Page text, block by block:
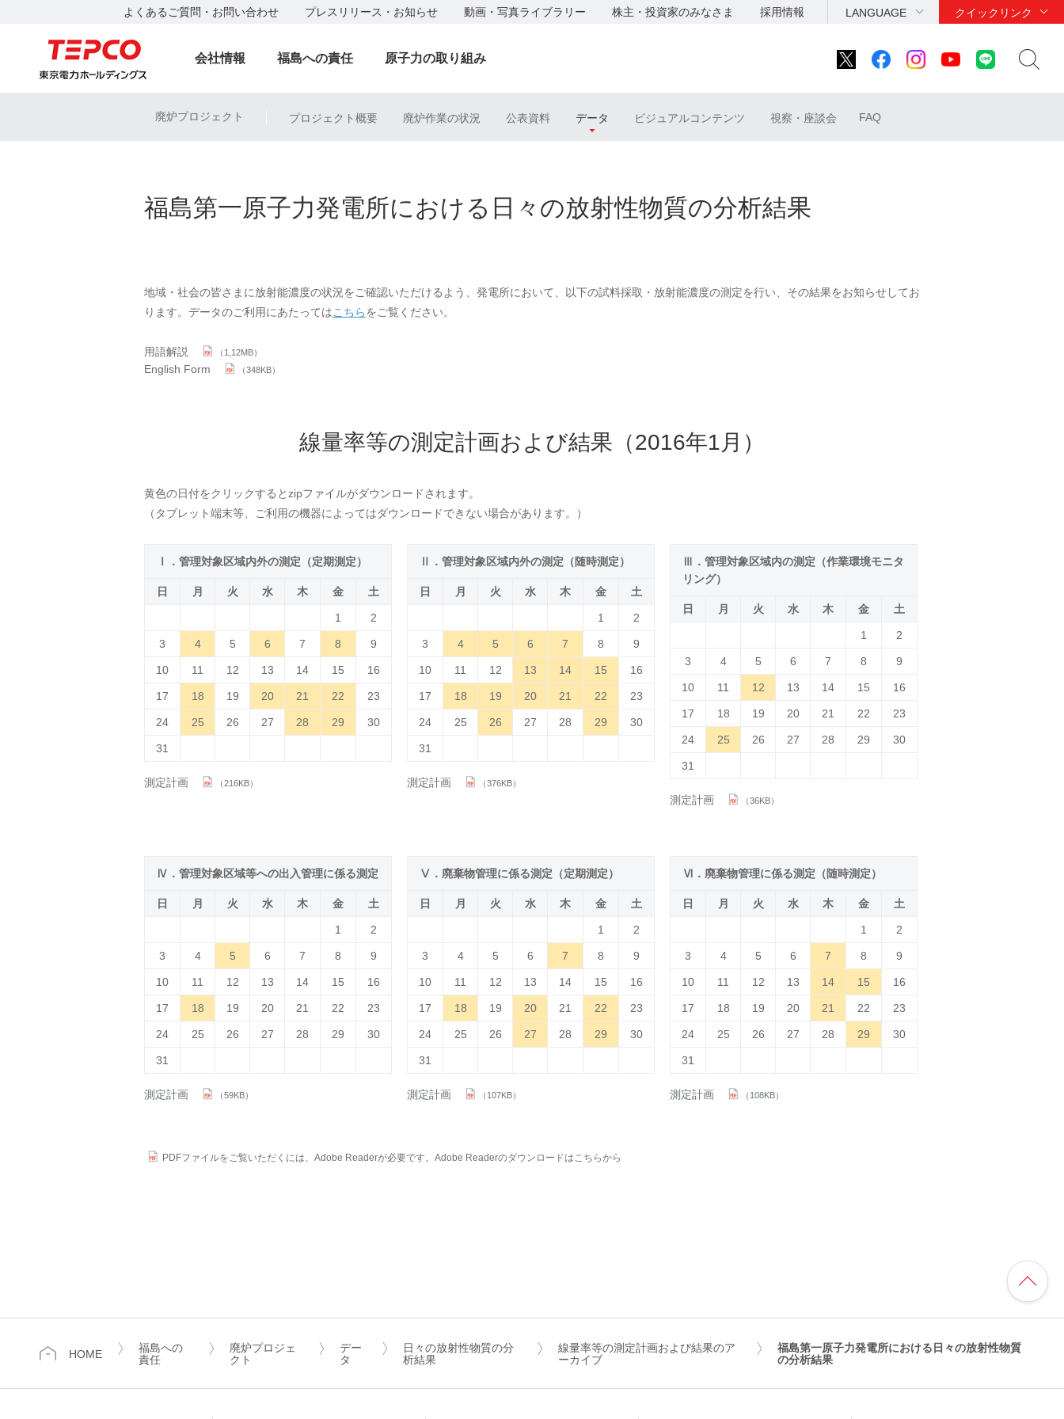
よくあるご質問・お問い合わせ プレスリリース・お知らせ 動画・写真ライブラリー 株主・投資家のみなさま 採用情報 LANGUAGE クイックリンク
会社情報 福島への責任 原子力の取り組み
廃炉プロジェクト プロジェクト概要 廃炉作業の状況 公表資料 データ ビジュアルコンテンツ 視察・座談会 FAQ
福島第一原子力発電所における日々の放射性物質の分析結果
地域・社会の皆さまに放射能濃度の状況をご確認いただけるよう、発電所において、以下の試料採取・放射能濃度の測定を行い、その結果をお知らせしてお
ります。データのご利用にあたってはこちらをご覧ください。
用語解説 （1,12MB）
English Form （348KB）
線量率等の測定計画および結果（2016年1月）
黄色の日付をクリックするとzipファイルがダウンロードされます。
（タブレット端末等、ご利用の機器によってはダウンロードできない場合があります。）
Ⅰ．管理対象区域内外の測定（定期測定）
日 月 火 水 木 金 土
1 2
3 4 5 6 7 8 9
10 11 12 13 14 15 16
17 18 19 20 21 22 23
24 25 26 27 28 29 30
31
測定計画 （216KB）
Ⅱ．管理対象区域内外の測定（随時測定）
日 月 火 水 木 金 土
1 2
3 4 5 6 7 8 9
10 11 12 13 14 15 16
17 18 19 20 21 22 23
24 25 26 27 28 29 30
31
測定計画 （376KB）
Ⅲ．管理対象区域内の測定（作業環境モニタ
リング）
日 月 火 水 木 金 土
1 2
3 4 5 6 7 8 9
10 11 12 13 14 15 16
17 18 19 20 21 22 23
24 25 26 27 28 29 30
31
測定計画 （36KB）
Ⅳ．管理対象区域等への出入管理に係る測定
日 月 火 水 木 金 土
1 2
3 4 5 6 7 8 9
10 11 12 13 14 15 16
17 18 19 20 21 22 23
24 25 26 27 28 29 30
31
測定計画 （59KB）
Ⅴ．廃棄物管理に係る測定（定期測定）
日 月 火 水 木 金 土
1 2
3 4 5 6 7 8 9
10 11 12 13 14 15 16
17 18 19 20 21 22 23
24 25 26 27 28 29 30
31
測定計画 （107KB）
Ⅵ．廃棄物管理に係る測定（随時測定）
日 月 火 水 木 金 土
1 2
3 4 5 6 7 8 9
10 11 12 13 14 15 16
17 18 19 20 21 22 23
24 25 26 27 28 29 30
31
測定計画 （108KB）
PDFファイルをご覧いただくには、Adobe Readerが必要です。Adobe Readerのダウンロードはこちらから
HOME
福島への
責任
廃炉プロジェ
クト
デー
タ
日々の放射性物質の分
析結果
線量率等の測定計画および結果のア
ーカイブ
福島第一原子力発電所における日々の放射性物質
の分析結果